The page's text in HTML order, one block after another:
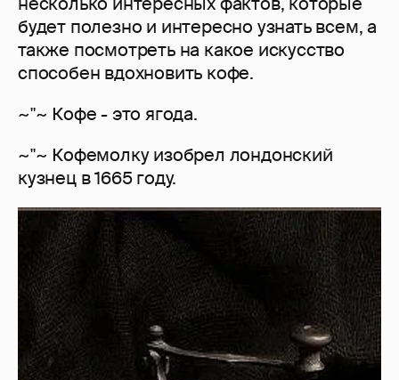
будет полезно и интересно узнать всем, а
также посмотреть на какое искусство
способен вдохновить кофе.
~"~ Кофе - это ягода.
~"~ Кофемолку изобрел лондонский
кузнец в 1665 году.